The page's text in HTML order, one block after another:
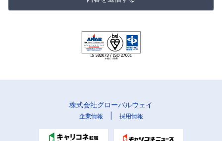
株式会社グローバルウェイ
企業情報 採用情報